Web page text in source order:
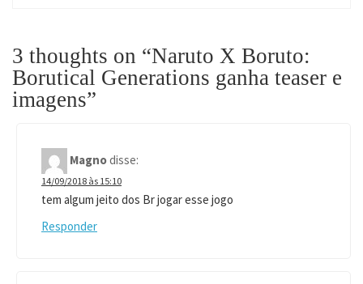
3 thoughts on “Naruto X Boruto:
Borutical Generations ganha teaser e
imagens”
Magnodisse:
14/09/2018 às 15:10
tem algum jeito dos Br jogar esse jogo
Responder